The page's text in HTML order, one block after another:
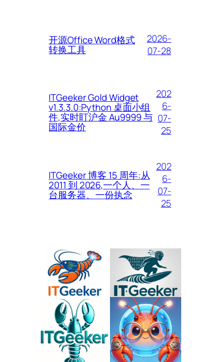
开源Office Word格式
转换工具
2026-
07-28
ITGeeker Gold Widget
v1.3.3.0:Python 桌面小组
件,实时盯沪金 Au9999 与
国际金价
202
6-
07-
25
ITGeeker 博客 15 周年:从
2011 到 2026,一个人、一
台服务器、一份执念
202
6-
07-
25